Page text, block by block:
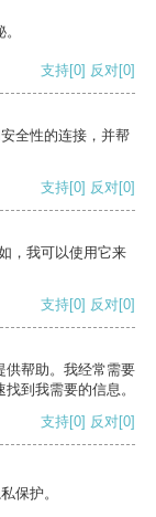
支持[0] 反对[0]
全性的连接，并帮
支持[0] 反对[0]
，我可以使用它来
支持[0] 反对[0]
供帮助。我经常需要
到我需要的信息。
支持[0] 反对[0]
保护。